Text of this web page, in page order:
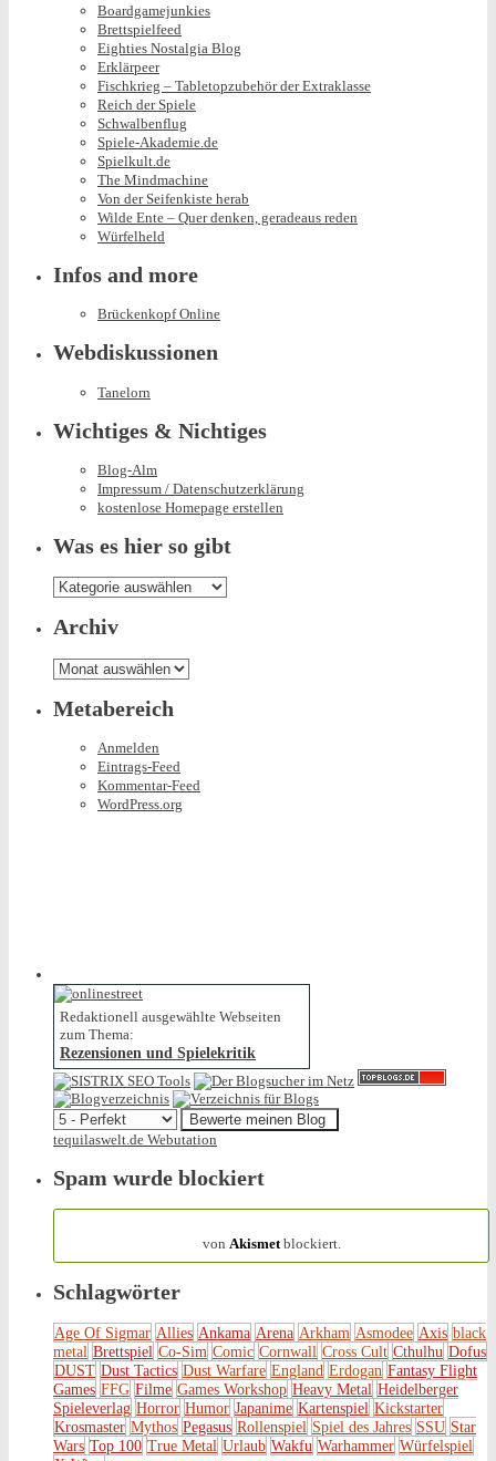
Boardgamejunkies
Brettspielfeed
Eighties Nostalgia Blog
Erklärpeer
Fischkrieg – Tabletopzubehör der Extraklasse
Reich der Spiele
Schwalbenflug
Spiele-Akademie.de
Spielkult.de
The Mindmachine
Von der Seifenkiste herab
Wilde Ente – Quer denken, geradeaus reden
Würfelheld
Infos and more
Brückenkopf Online
Webdiskussionen
Tanelorn
Wichtiges & Nichtiges
Blog-Alm
Impressum / Datenschutzerklärung
kostenlose Homepage erstellen
Was es hier so gibt
Was
es
hier
so
gibt
Archiv
Archiv
Metabereich
Anmelden
Eintrags-Feed
Kommentar-Feed
WordPress.org
Redaktionell ausgewählte Webseiten
zum Thema:
Rezensionen und Spielekritik
tequilaswelt.de Webutation
Spam wurde blockiert
von Akismetblockiert.
Schlagwörter
Age Of Sigmar Allies Ankama Arena Arkham Asmodee Axis black
metal Brettspiel Co-Sim Comic Cornwall Cross Cult Cthulhu Dofus
DUST Dust Tactics Dust Warfare England Erdogan Fantasy Flight
Games FFG Filme Games Workshop Heavy Metal Heidelberger
Spieleverlag Horror Humor Japanime Kartenspiel Kickstarter
Krosmaster Mythos Pegasus Rollenspiel Spiel des Jahres SSU Star
Wars Top 100 True Metal Urlaub Wakfu Warhammer Würfelspiel